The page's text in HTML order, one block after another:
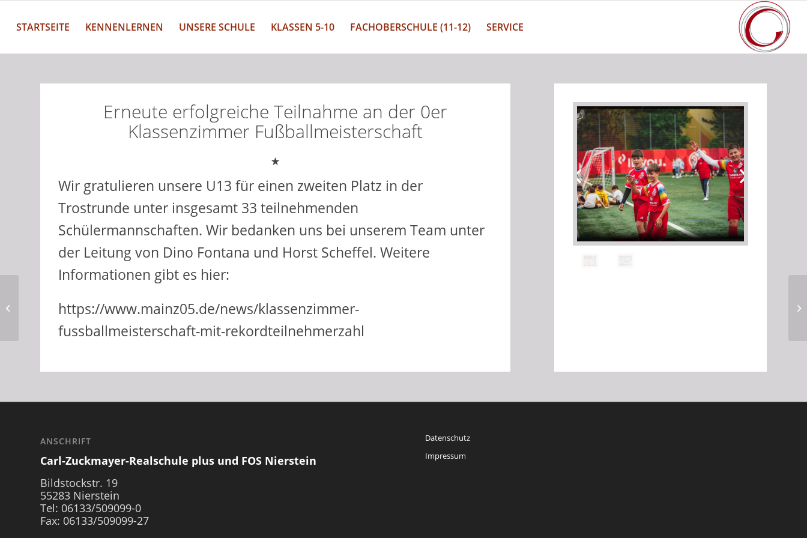
STARTSEITE KENNENLERNEN UNSERE SCHULE KLASSEN 5-10 FACHOBERSCHULE (11-12) SERVICE
Erneute erfolgreiche Teilnahme an der 0er
Klassenzimmer Fußballmeisterschaft
Wir gratulieren unsere U13 für einen zweiten Platz in der
Trostrunde unter insgesamt 33 teilnehmenden
Schülermannschaften. Wir bedanken uns bei unserem Team unter
der Leitung von Dino Fontana und Horst Scheffel. Weitere
Informationen gibt es hier:
https://www.mainz05.de/news/klassenzimmer-
fussballmeisterschaft-mit-rekordteilnehmerzahl
ANSCHRIFT
Carl-Zuckmayer-Realschule plus und FOS Nierstein
Bildstockstr. 19
55283 Nierstein
Tel: 06133/509099-0
Fax: 06133/509099-27
Datenschutz
Impressum
in das NatLab der Uni